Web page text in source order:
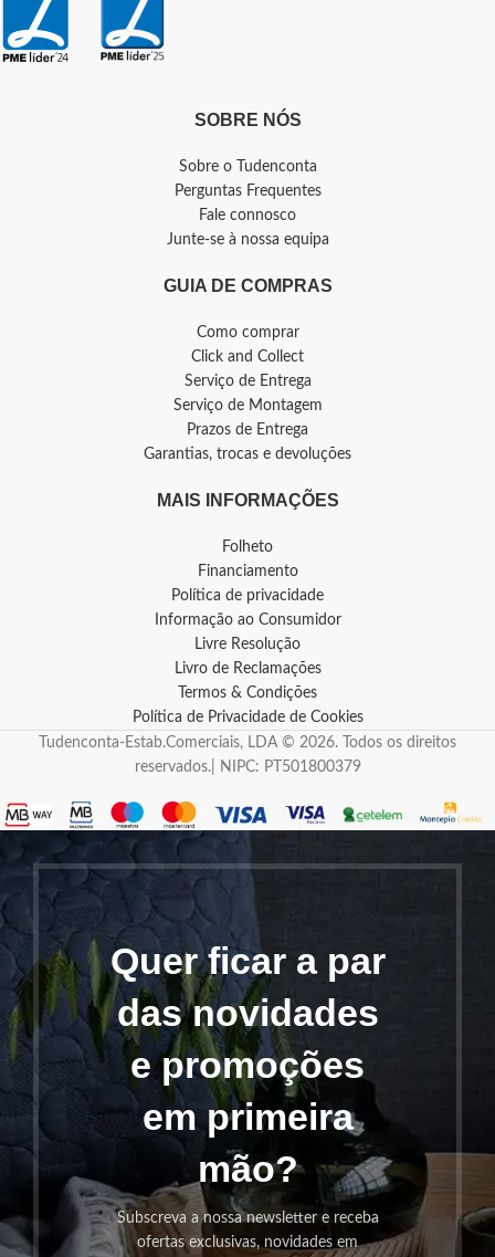
SOBRE NÓS
Sobre o Tudenconta
Perguntas Frequentes
Fale connosco
Junte-se à nossa equipa
GUIA DE COMPRAS
Como comprar
Click and Collect
Serviço de Entrega
Serviço de Montagem
Prazos de Entrega
Garantias, trocas e devoluções
MAIS INFORMAÇÕES
Folheto
Financiamento
Política de privacidade
Informação ao Consumidor
Livre Resolução
Livro de Reclamações
Termos & Condições
Política de Privacidade de Cookies
Tudenconta-Estab.Comerciais, LDA © 2026. Todos os direitos
reservados.| NIPC: PT501800379
Quer ficar a par
das novidades
e promoções
em primeira
mão?
Subscreva a nossa newsletter e receba
ofertas exclusivas, novidades em